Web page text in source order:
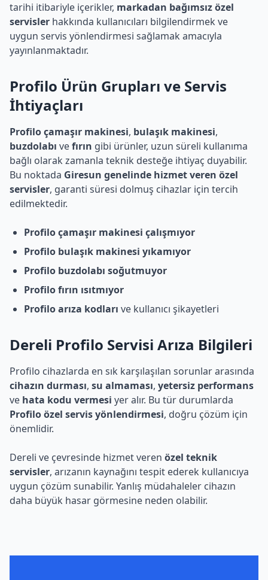
tarihi itibariyle içerikler, markadan bağımsız özel
servisler hakkında kullanıcıları bilgilendirmek ve
uygun servis yönlendirmesi sağlamak amacıyla
yayınlanmaktadır.
Profilo Ürün Grupları ve Servis
İhtiyaçları
Profilo çamaşır makinesi, bulaşık makinesi,
buzdolabı vefırın gibi ürünler, uzun süreli kullanıma
bağlı olarak zamanla teknik desteğe ihtiyaç duyabilir.
Bu noktada Giresun genelinde hizmet veren özel
servisler, garanti süresi dolmuş cihazlar için tercih
edilmektedir.
Profilo çamaşır makinesi çalışmıyor
Profilo bulaşık makinesi yıkamıyor
Profilo buzdolabı soğutmuyor
Profilo fırın ısıtmıyor
Profilo arıza kodları ve kullanıcı şikayetleri
Dereli Profilo Servisi Arıza Bilgileri
Profilo cihazlarda en sık karşılaşılan sorunlar arasında
cihazın durması, su almaması, yetersiz performans
ve hata kodu vermesi yer alır. Bu tür durumlarda
Profilo özel servis yönlendirmesi, doğru çözüm için
önemlidir.
Dereli ve çevresinde hizmet veren özel teknik
servisler, arızanın kaynağını tespit ederek kullanıcıya
uygun çözüm sunabilir. Yanlış müdahaleler cihazın
daha büyük hasar görmesine neden olabilir.